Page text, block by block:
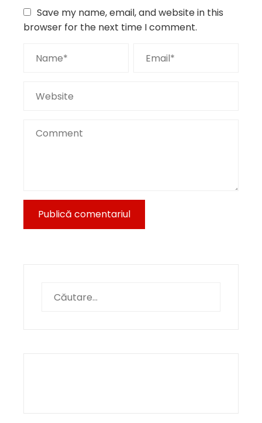
Save my name, email, and website in this
browser for the next time I comment.
după: